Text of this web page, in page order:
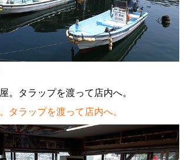
。タラップを渡って店内へ。